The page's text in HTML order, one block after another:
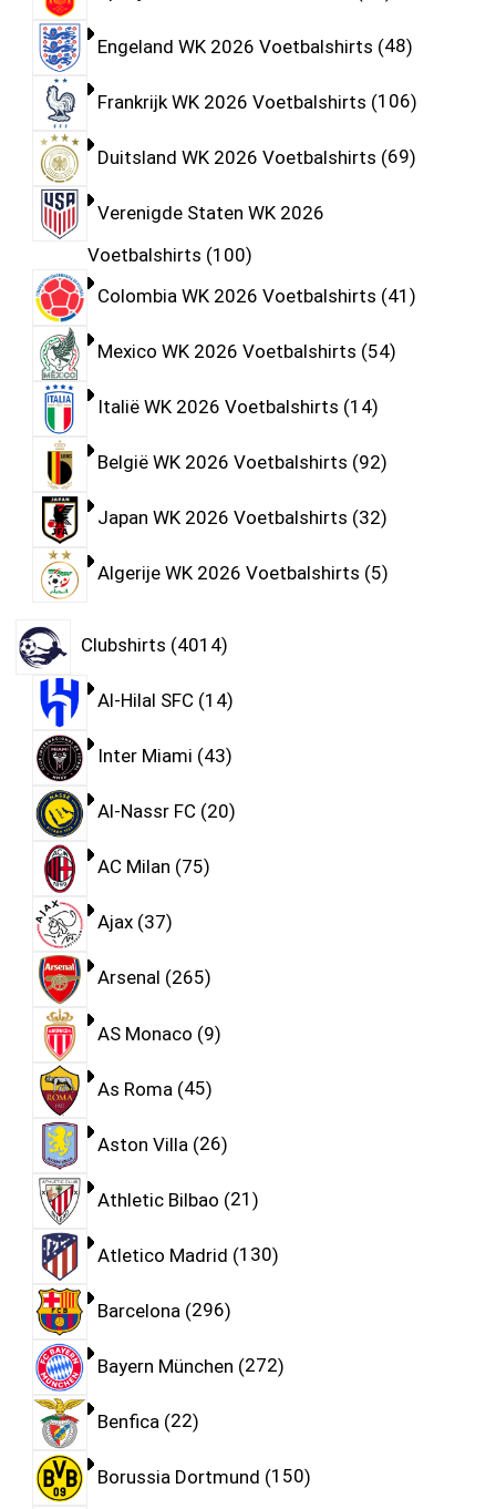
Engeland WK 2026 Voetbalshirts 48
Frankrijk WK 2026 Voetbalshirts 106
Duitsland WK 2026 Voetbalshirts 69
Verenigde Staten WK 2026
Voetbalshirts 100
Colombia WK 2026 Voetbalshirts 41
Mexico WK 2026 Voetbalshirts 54
Italië WK 2026 Voetbalshirts 14
België WK 2026 Voetbalshirts 92
Japan WK 2026 Voetbalshirts 32
Algerije WK 2026 Voetbalshirts 5
Clubshirts 4014
Al-Hilal SFC 14
Inter Miami 43
Al-Nassr FC 20
AC Milan 75
Ajax 37
Arsenal 265
AS Monaco 9
As Roma 45
Aston Villa 26
Athletic Bilbao 21
Atletico Madrid 130
Barcelona 296
Bayern München 272
Benfica 22
Borussia Dortmund 150